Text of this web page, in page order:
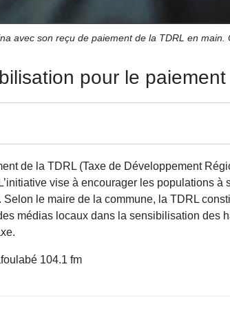
avec son reçu de paiement de la TDRL en main.
pour le
de la TDRL (Taxe de Développement
vise à encourager les populations à
le maire de la commune, la TDRL
médias locaux dans la sensibilisation des
104.1 fm